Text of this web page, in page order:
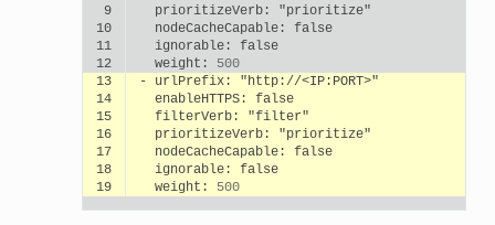
9
prioritizeVerb:
"prioritize"
10
nodeCacheCapable:
false
11
ignorable:
false
12
weight:
500
13
- urlPrefix:
"http://<IP:PORT>"
14
enableHTTPS:
false
15
filterVerb:
"filter"
16
prioritizeVerb:
"prioritize"
17
nodeCacheCapable:
false
18
ignorable:
false
19
weight: 500